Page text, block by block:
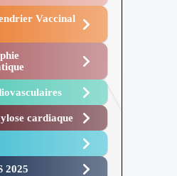
Vaccinal
cardiaque
2025